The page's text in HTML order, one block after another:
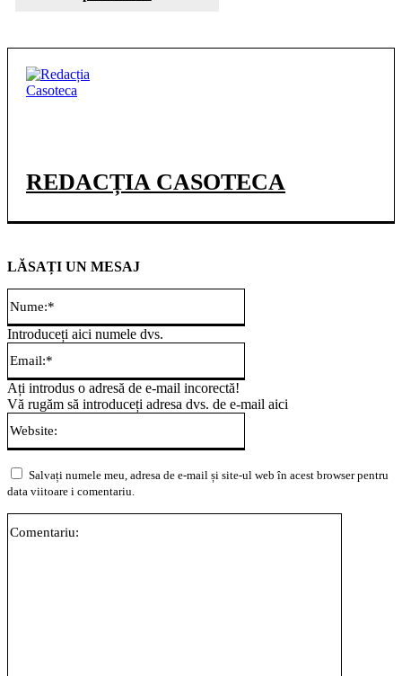
REDACȚIA CASOTECA
LĂSAȚI UN MESAJ
Introduceți aici numele dvs.
Ați introdus o adresă de e-mail incorectă!
Vă rugăm să introduceți adresa dvs. de e-mail aici
Salvați numele meu, adresa de e-mail și site-ul web în acest browser pentru
data viitoare i comentariu.